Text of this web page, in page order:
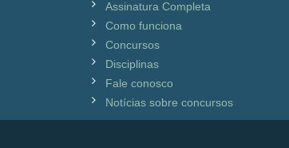
Assinatura Completa
Como funciona
Concursos
Disciplinas
Fale conosco
Notícias sobre concursos